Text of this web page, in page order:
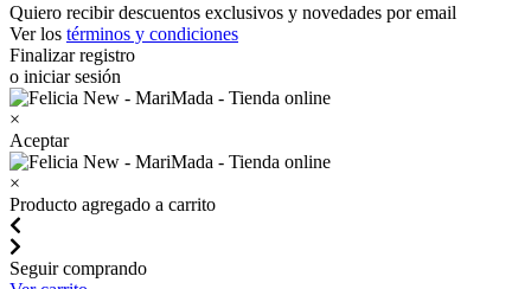
Quiero recibir descuentos exclusivos y novedades por email
Ver los términos y condiciones
Finalizar registro
o iniciar sesión
×
Aceptar
×
Producto agregado a carrito
Seguir comprando